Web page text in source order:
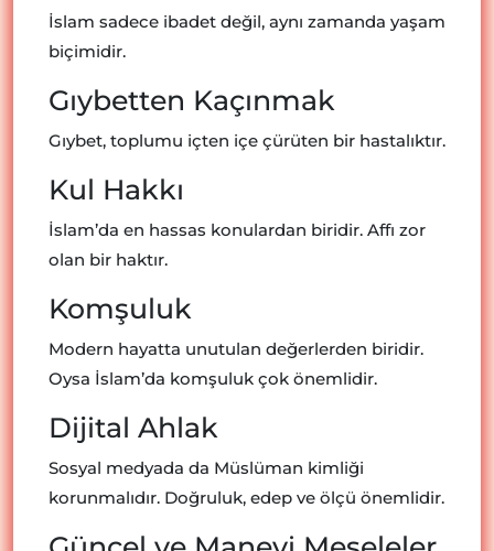
İslam sadece ibadet değil, aynı zamanda yaşam
biçimidir.
Gıybetten Kaçınmak
Gıybet, toplumu içten içe çürüten bir hastalıktır.
Kul Hakkı
İslam’da en hassas konulardan biridir. Affı zor
olan bir haktır.
Komşuluk
Modern hayatta unutulan değerlerden biridir.
Oysa İslam’da komşuluk çok önemlidir.
Dijital Ahlak
Sosyal medyada da Müslüman kimliği
korunmalıdır. Doğruluk, edep ve ölçü önemlidir.